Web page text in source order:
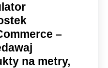
–
na metry,